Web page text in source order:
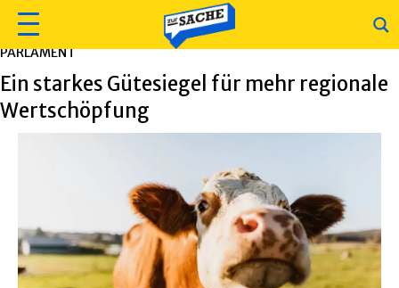
PARLAMENT
Ein starkes Gütesiegel für mehr regionale
Wertschöpfung